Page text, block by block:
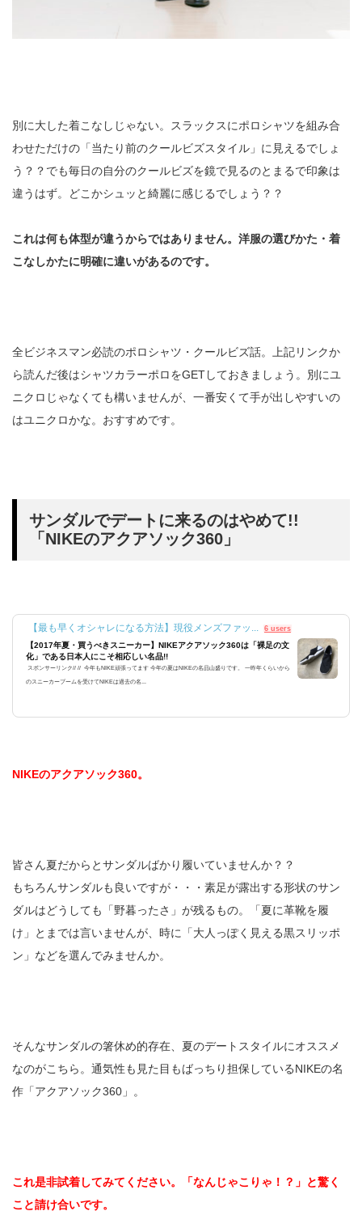
別に大した着こなしじゃない。スラックスにポロシャツを組み合
わせただけの「当たり前のクールビズスタイル」に見えるでしょ
う？？でも毎日の自分のクールビズを鏡で見るのとまるで印象は
違うはず。どこかシュッと綺麗に感じるでしょう？？
これは何も体型が違うからではありません。洋服の選びかた・着
こなしかたに明確に違いがあるのです。
全ビジネスマン必読のポロシャツ・クールビズ話。上記リンクか
ら読んだ後はシャツカラーポロをGETしておきましょう。別にユ
ニクロじゃなくても構いませんが、一番安くて手が出しやすいの
はユニクロかな。おすすめです。
サンダルでデートに来るのはやめて!!
「NIKEのアクアソック360」
【最も早くオシャレになる方法】現役メンズファッ... 6 users
【2017年夏・買うべきスニーカー】NIKEアクアソック360は「裸足の文
化」である日本人にこそ相応しい名品!!
スポンサーリンク// // 今年もNIKE頑張ってます 今年の夏はNIKEの名品山盛りです。 一昨年くらいから
のスニーカーブームを受けてNIKEは過去の名...
NIKEのアクアソック360。
皆さん夏だからとサンダルばかり履いていませんか？？
もちろんサンダルも良いですが・・・素足が露出する形状のサン
ダルはどうしても「野暮ったさ」が残るもの。「夏に革靴を履
け」とまでは言いませんが、時に「大人っぽく見える黒スリッポ
ン」などを選んでみませんか。
そんなサンダルの箸休め的存在、夏のデートスタイルにオススメ
なのがこちら。通気性も見た目もばっちり担保しているNIKEの名
作「アクアソック360」。
これ是非試着してみてください。「なんじゃこりゃ！？」と驚く
こと請け合いです。